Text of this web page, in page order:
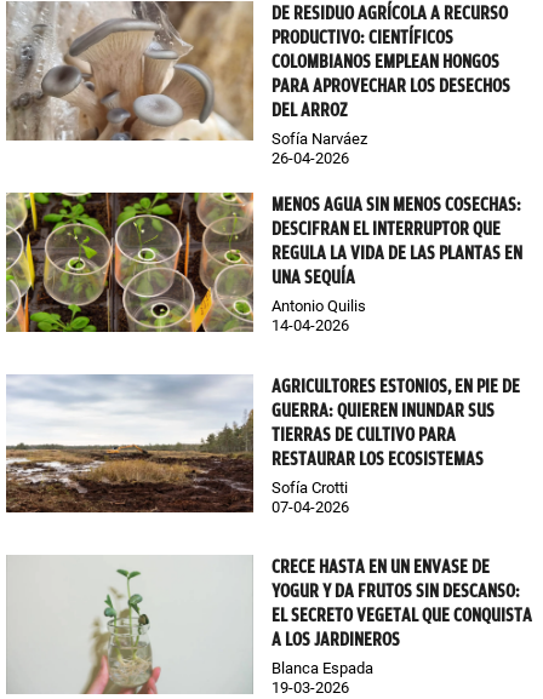
DE RESIDUO AGRÍCOLA A RECURSO
PRODUCTIVO: CIENTÍFICOS
COLOMBIANOS EMPLEAN HONGOS
PARA APROVECHAR LOS DESECHOS
DEL ARROZ
Sofía Narváez
26-04-2026
MENOS AGUA SIN MENOS COSECHAS:
DESCIFRAN EL INTERRUPTOR QUE
REGULA LA VIDA DE LAS PLANTAS EN
UNA SEQUÍA
Antonio Quilis
14-04-2026
AGRICULTORES ESTONIOS, EN PIE DE
GUERRA: QUIEREN INUNDAR SUS
TIERRAS DE CULTIVO PARA
RESTAURAR LOS ECOSISTEMAS
Sofía Crotti
07-04-2026
CRECE HASTA EN UN ENVASE DE
YOGUR Y DA FRUTOS SIN DESCANSO:
EL SECRETO VEGETAL QUE CONQUISTA
A LOS JARDINEROS
Blanca Espada
19-03-2026